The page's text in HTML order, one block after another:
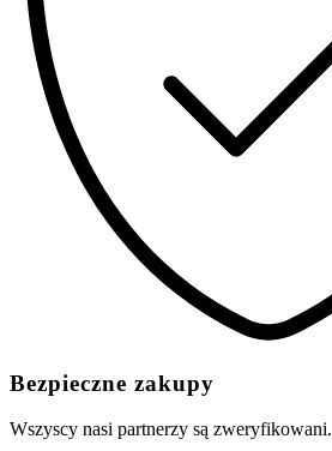
Bezpieczne zakupy
Wszyscy nasi partnerzy są zweryfikowani.